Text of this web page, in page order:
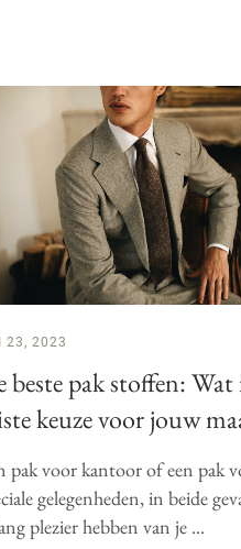
23, 2023
beste pak stoffen: Wat
keuze voor jouw
pak voor kantoor of een pak
gelegenheden, in beide
plezier hebben van je